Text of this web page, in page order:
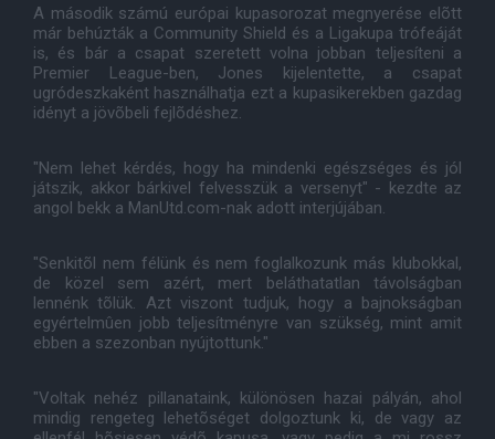
A második számú európai kupasorozat megnyerése elõtt
már behúzták a Community Shield és a Ligakupa trófeáját
is, és bár a csapat szeretett volna jobban teljesíteni a
Premier League-ben, Jones kijelentette, a csapat
ugródeszkaként használhatja ezt a kupasikerekben gazdag
idényt a jövõbeli fejlõdéshez.
"Nem lehet kérdés, hogy ha mindenki egészséges és jól
játszik, akkor bárkivel felvesszük a versenyt" - kezdte az
angol bekk a ManUtd.com-nak adott interjújában.
"Senkitõl nem félünk és nem foglalkozunk más klubokkal,
de közel sem azért, mert beláthatatlan távolságban
lennénk tõlük. Azt viszont tudjuk, hogy a bajnokságban
egyértelmûen jobb teljesítményre van szükség, mint amit
ebben a szezonban nyújtottunk."
"Voltak nehéz pillanataink, különösen hazai pályán, ahol
mindig rengeteg lehetõséget dolgoztunk ki, de vagy az